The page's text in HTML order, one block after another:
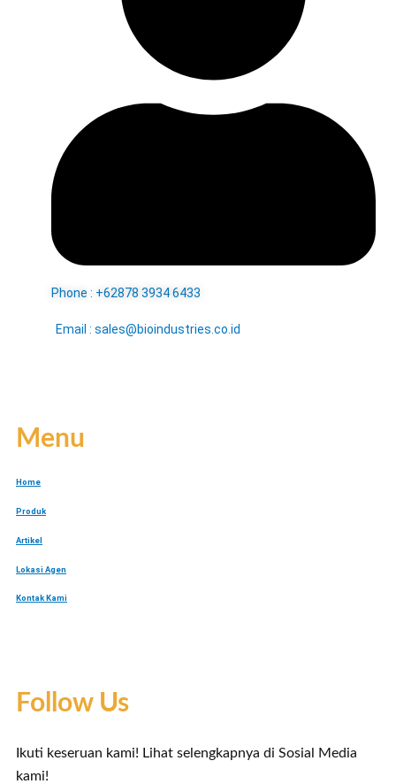
Phone : +62878 3934 6433
Email : sales@bioindustries.co.id
Menu
Home
Produk
Artikel
Lokasi Agen
Kontak Kami
Follow Us
Ikuti keseruan kami! Lihat selengkapnya di Sosial Media
kami!